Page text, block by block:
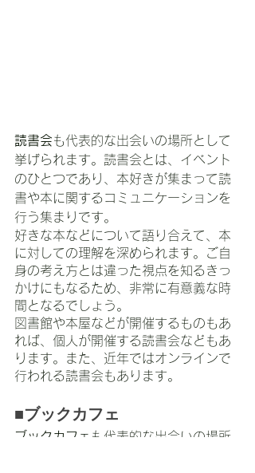
読書会も代表的な出会いの場所として
挙げられます。読書会とは、イベント
のひとつであり、本好きが集まって読
書や本に関するコミュニケーションを
行う集まりです。
好きな本などについて語り合えて、本
に対しての理解を深められます。ご自
身の考え方とは違った視点を知るきっ
かけにもなるため、非常に有意義な時
間となるでしょう。
図書館や本屋などが開催するものもあ
れば、個人が開催する読書会などもあ
ります。また、近年ではオンラインで
行われる読書会もあります。
■ブックカフェ
ブックカフェ も代表的な出会いの場所